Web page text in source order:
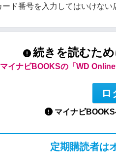
ド番号を入力してはいけない
続きを読むた
マイナビBOOKSの「WD
ロ
マイナビBOOKS
定期購読者は